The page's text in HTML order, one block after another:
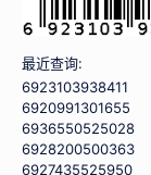
最近查询:
6923103938411
6920991301655
6936550525028
6928200500363
6927435525950